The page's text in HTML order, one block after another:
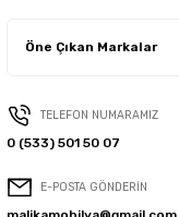
Öne Çıkan Markalar
TELEFON NUMARAMIZ
0 (533) 501 50 07
E-POSTA GÖNDERİN